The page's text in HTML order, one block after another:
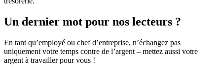
Un dernier mot pour nos lecteurs ?
En tant qu’employé ou chef d’entreprise, n’échangez pas
uniquement votre temps contre de l’argent – mettez aussi votre
argent à travailler pour vous !